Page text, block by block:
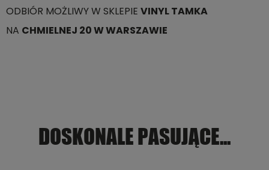
ODBIÓR MOŻLIWY W SKLEPIE VINYL TAMKA
NA CHMIELNEJ 20 W WARSZAWIE
DOSKONALE PASUJĄCE...